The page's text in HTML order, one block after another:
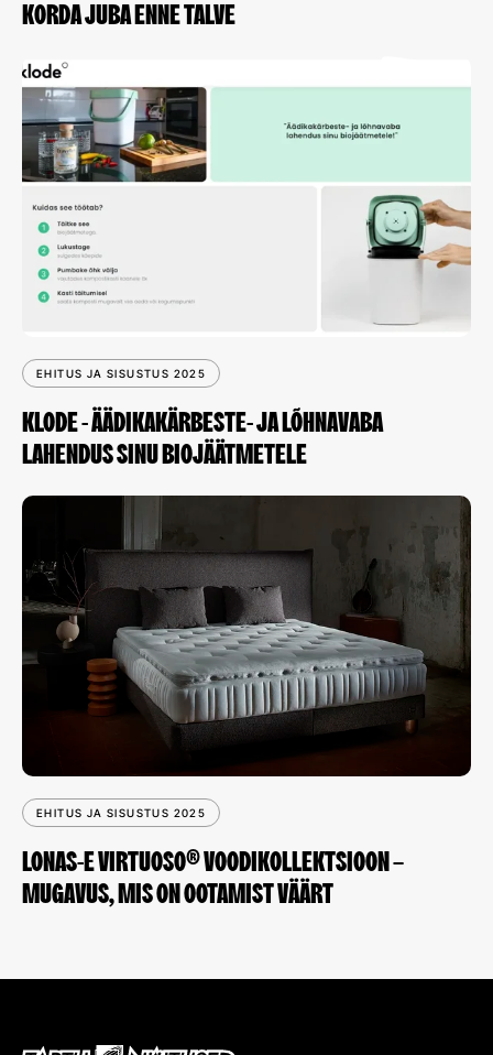
KORDA JUBA ENNE TALVE
EHITUS JA SISUSTUS 2025
KLODE - ÄÄDIKAKÄRBESTE- JA LÕHNAVABA
LAHENDUS SINU BIOJÄÄTMETELE
EHITUS JA SISUSTUS 2025
LONAS-E VIRTUOSO® VOODIKOLLEKTSIOON –
MUGAVUS, MIS ON OOTAMIST VÄÄRT